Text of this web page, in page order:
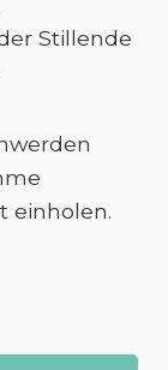
Stillende
einholen.